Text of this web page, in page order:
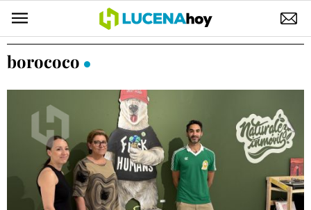
POLÍTICA
ELECCIONES
SUCESOS
ECONOMÍA
DESARROLLO LOCAL
borococo